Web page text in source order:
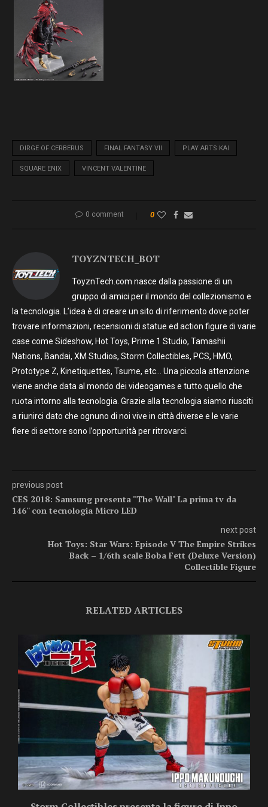
DIRGE OF CERBERUS FINAL FANTASY VII PLAY ARTS KAI
SQUARE ENIX VINCENT VALENTINE
0 comment 0
TOYZNTECH_BOT
ToyznTech.com nasce dalla passione di un
gruppo di amici per il mondo del collezionismo e
la tecnologia. L’idea è di creare un sito di riferimento dove poter
trovare informazioni, recensioni di statue ed action figure di varie
case come Sideshow, Hot Toys, Prime 1 Studio, Tamashii
Nations, Bandai, XM Studios, Storm Collectibles, PCS, HMO,
Prototype Z, Kinetiquettes, Tsume, etc… Una piccola attenzione
viene anche data al mondo dei videogames e tutto quello che
ruota intorno alla tecnologia. Grazie alla tecnologia siamo riusciti
a riunirci dato che ognuno di noi vive in città diverse e le varie
fiere di settore sono l’opportunità per ritrovarci.
previous post
CES 2018: Samsung presenta "The Wall" La prima tv da
146'' con tecnologia Micro LED
next post
Hot Toys: Star Wars: Episode V The Empire Strikes
Back – 1/6th scale Boba Fett (Deluxe Version)
Collectible Figure
RELATED ARTICLES